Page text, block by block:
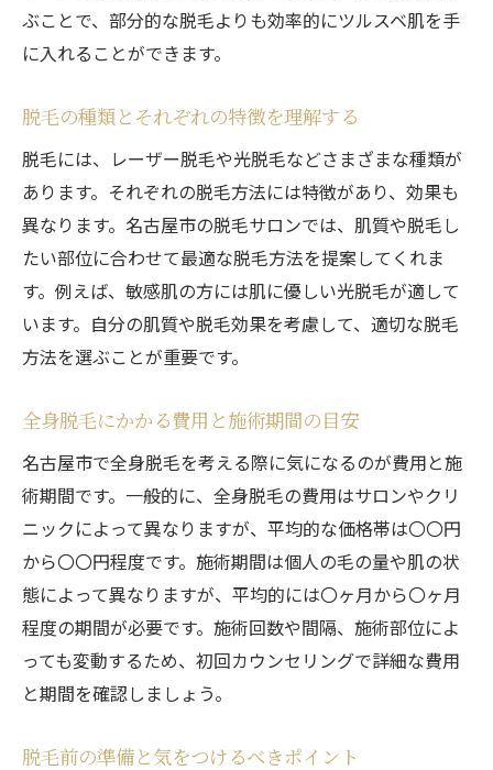
全身脱毛の効果を高めるためのテクニック
脱毛技術者の資格と経験が大事な理由
ロン
全身脱毛を始めるなら名古屋市が最適な理由
名古屋市の脱毛サロンの特徴と評判
アクセスが便利な名古屋市のサロンエリア
名古屋市の全身脱毛サロンの料金相場
名古屋市の気候と全身脱毛の関係
地元の口コミを活用したサロン選びのポイ
名古屋市で安心して全身脱毛を始める方法
名古屋市のおすすめ全身脱毛サロンとその選び
方
優良サロンの見極め方：評判と実績をチェ
ック
カウンセリングの重要性とその内容
サロンの設備と施術環境を確認するポイン
ト
料金プランと支払い方法の比較
実際に体験した人の口コミを参考にする
ぶことで、部分的な脱毛よりも効率的にツルスベ肌を手
に入れることができます。
脱毛の種類とそれぞれの特徴を理解する
脱毛には、レーザー脱毛や光脱毛などさまざまな種類が
あります。それぞれの脱毛方法には特徴があり、効果も
異なります。名古屋市の脱毛サロンでは、肌質や脱毛し
たい部位に合わせて最適な脱毛方法を提案してくれま
す。例えば、敏感肌の方には肌に優しい光脱毛が適して
います。自分の肌質や脱毛効果を考慮して、適切な脱毛
方法を選ぶことが重要です。
全身脱毛にかかる費用と施術期間の目安
名古屋市で全身脱毛を考える際に気になるのが費用と施
術期間です。一般的に、全身脱毛の費用はサロンやクリ
ニックによって異なりますが、平均的な価格帯は〇〇円
から〇〇円程度です。施術期間は個人の毛の量や肌の状
態によって異なりますが、平均的には〇ヶ月から〇ヶ月
程度の期間が必要です。施術回数や間隔、施術部位によ
っても変動するため、初回カウンセリングで詳細な費用
と期間を確認しましょう。
脱毛前の準備と気をつけるべきポイント